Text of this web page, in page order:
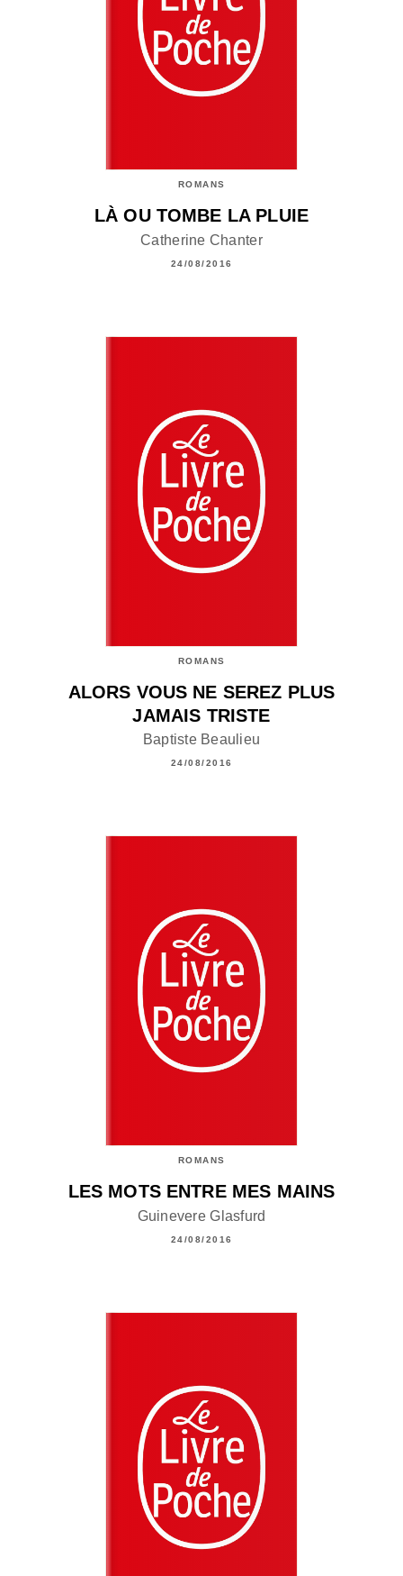
ROMANS
LÀ OU TOMBE LA PLUIE
Catherine Chanter
24/08/2016
ROMANS
ALORS VOUS NE SEREZ PLUS
JAMAIS TRISTE
Baptiste Beaulieu
24/08/2016
ROMANS
LES MOTS ENTRE MES MAINS
Guinevere Glasfurd
24/08/2016